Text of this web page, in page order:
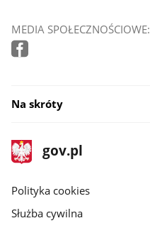
MEDIA SPOŁECZNOŚCIOWE:
Na skróty
stopka
gov.pl
Strona
gov.pl
gov.pl
Polityka cookies
Służba cywilna